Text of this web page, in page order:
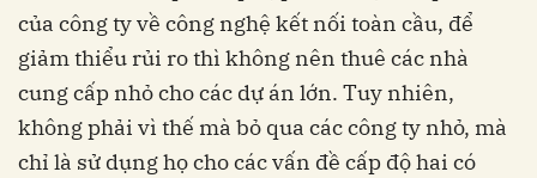
của công ty về công nghệ kết nối toàn cầu, để
giảm thiểu rủi ro thì không nên thuê các nhà
cung cấp nhỏ cho các dự án lớn. Tuy nhiên,
không phải vì thế mà bỏ qua các công ty nhỏ, mà
chỉ là sử dụng họ cho các vấn đề cấp độ hai có